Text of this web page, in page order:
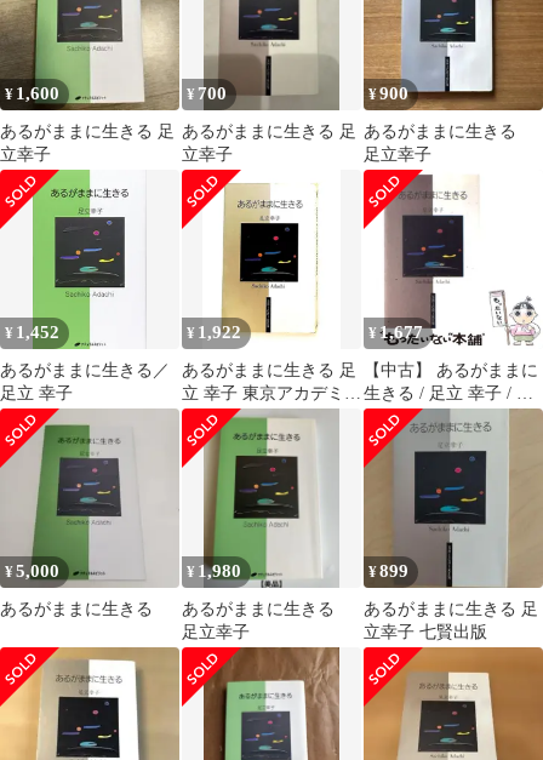
¥ 1,600
あるがままに生きる 足
立幸子
¥ 700
あるがままに生きる 足
立幸子
¥900
あるがままに生きる
足立幸子
¥ 1,452
あるがままに生きる／
足立 幸子
¥ 1,922
あるがままに生きる 足
立 幸子 東京アカデミー
七賢出版
¥ 1,677
【中古】 あるがままに
生きる / 足立 幸子 / 七
賢出版
¥5,000
あるがままに生きる
¥ 1,980
あるがままに生きる
足立幸子
¥899
あるがままに生きる 足
立幸子 七賢出版